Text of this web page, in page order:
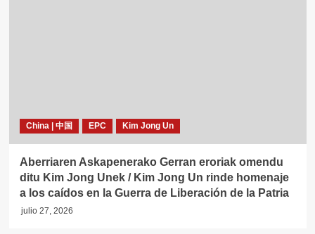
China | 中国 EPC Kim Jong Un
Aberriaren Askapenerako Gerran eroriak omendu
ditu Kim Jong Unek / Kim Jong Un rinde homenaje
a los caídos en la Guerra de Liberación de la Patria
julio 27, 2026